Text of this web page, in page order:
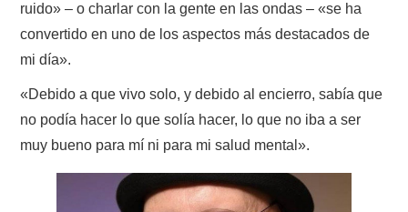
SOTA Y POTA
W5WIN
WAVELOG
AUTENTIFICACIÓN DE MIEMBROS DEL
ruido» – o charlar con la gente en las ondas – «se ha
convertido en uno de los aspectos más destacados de
mi día».
«Debido a que vivo solo, y debido al encierro, sabía que
no podía hacer lo que solía hacer, lo que no iba a ser
muy bueno para mí ni para mi salud mental».